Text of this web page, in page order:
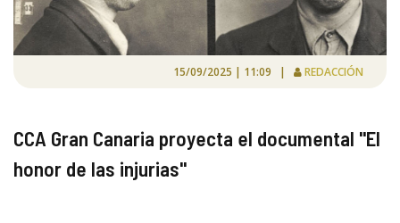
15/09/2025 | 11:09 | REDACCIÓN
CCA Gran Canaria proyecta el documental "El
honor de las injurias"